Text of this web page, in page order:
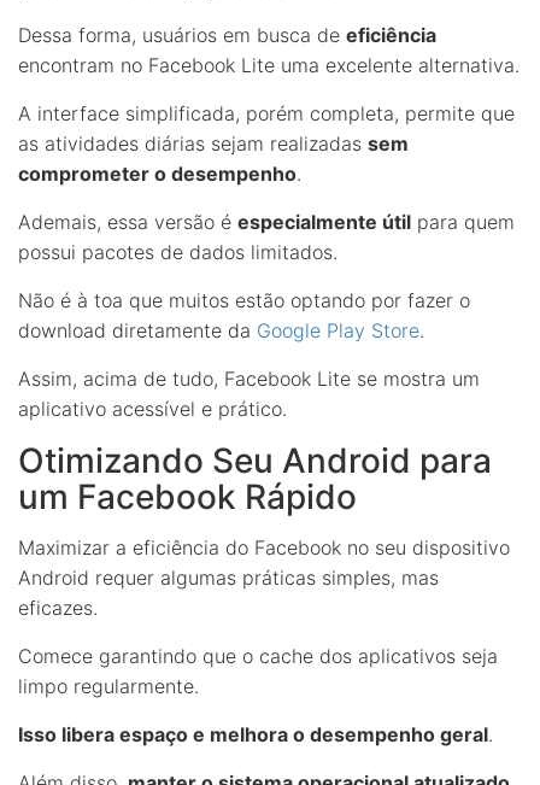
Dessa forma, usuários em busca de eficiência
encontram no Facebook Lite uma excelente alternativa.
A interface simplificada, porém completa, permite que
as atividades diárias sejam realizadas sem
comprometer o desempenho.
Ademais, essa versão é especialmente útil para quem
possui pacotes de dados limitados.
Não é à toa que muitos estão optando por fazer o
download diretamente da Google Play Store.
Assim, acima de tudo, Facebook Lite se mostra um
aplicativo acessível e prático.
Otimizando Seu Android para
um Facebook Rápido
Maximizar a eficiência do Facebook no seu dispositivo
Android requer algumas práticas simples, mas
eficazes.
Comece garantindo que o cache dos aplicativos seja
limpo regularmente.
Isso libera espaço e melhora o desempenho geral.